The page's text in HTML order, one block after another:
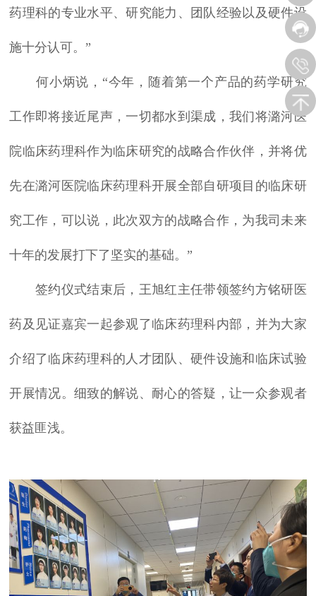
药理科的专业水平、研究能力、团队经验以及硬件设
施十分认可。”
何小炳说，“今年，随着第一个产品的药学研究
工作即将接近尾声，一切都水到渠成，我们将潞河医
院临床药理科作为临床研究的战略合作伙伴，并将优
先在潞河医院临床药理科开展全部自研项目的临床研
究工作，可以说，此次双方的战略合作，为我司未来
十年的发展打下了坚实的基础。”
签约仪式结束后，王旭红主任带领签约方铭研医
药及见证嘉宾一起参观了临床药理科内部，并为大家
介绍了临床药理科的人才团队、硬件设施和临床试验
开展情况。细致的解说、耐心的答疑，让一众参观者
获益匪浅。